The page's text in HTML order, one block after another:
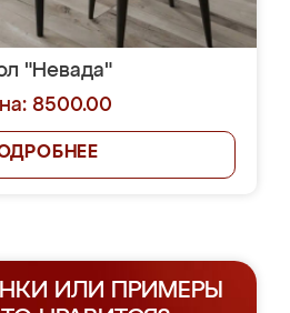
"Невада"
8500.00
ИЛИ ПРИМЕРЫ